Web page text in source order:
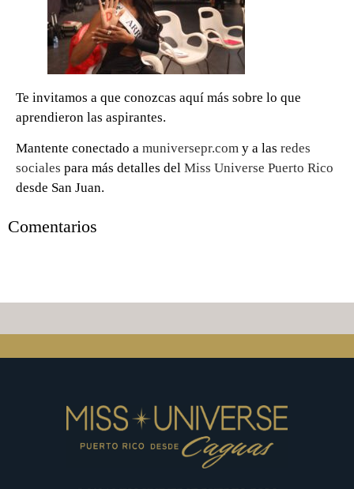
Te invitamos a que conozcas aquí más sobre lo que
aprendieron las aspirantes.
Mantente conectado a muniversepr.com y a las redes
sociales para más detalles del Miss Universe Puerto Rico
desde San Juan.
Comentarios